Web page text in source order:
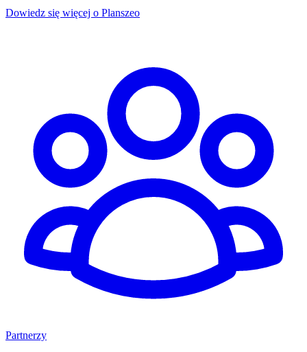
Dowiedz się więcej o Planszeo
Partnerzy